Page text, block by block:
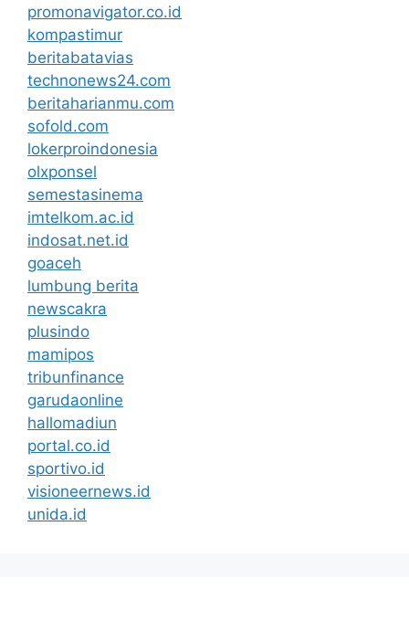
promonavigator.co.id
kompastimur
beritabatavias
technonews24.com
beritaharianmu.com
sofold.com
lokerproindonesia
olxponsel
semestasinema
imtelkom.ac.id
indosat.net.id
goaceh
lumbung berita
newscakra
plusindo
mamipos
tribunfinance
garudaonline
hallomadiun
portal.co.id
sportivo.id
visioneernews.id
unida.id